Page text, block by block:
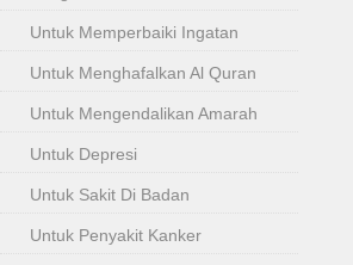
Untuk Memperbaiki Ingatan
Untuk Menghafalkan Al Quran
Untuk Mengendalikan Amarah
Untuk Depresi
Untuk Sakit Di Badan
Untuk Penyakit Kanker